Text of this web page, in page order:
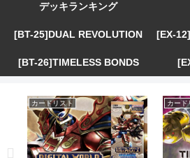
デッキランキング
[BT-25]DUAL REVOLUTION
[BT-26]TIMELESS BONDS
カードリスト カード